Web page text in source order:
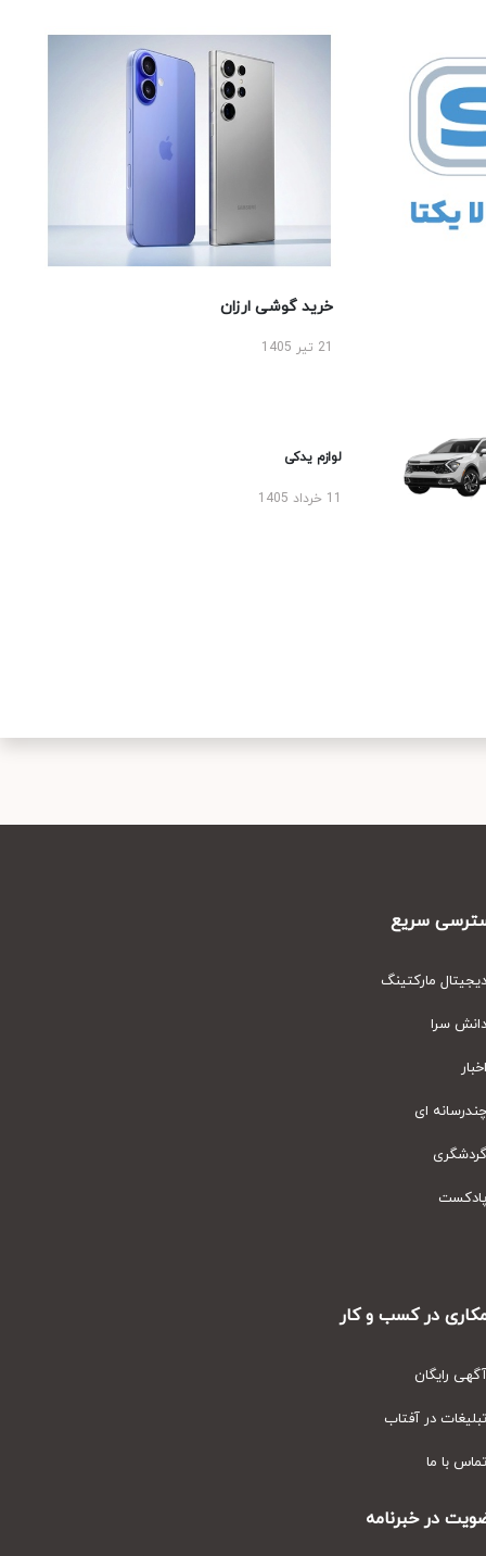
خرید گوشی ارزان
لوازم یدکی
سریع
مارکتینگ
سرا
ای
در کسب و کار
رایگان
در آفتاب
با ما
در خبرنامه